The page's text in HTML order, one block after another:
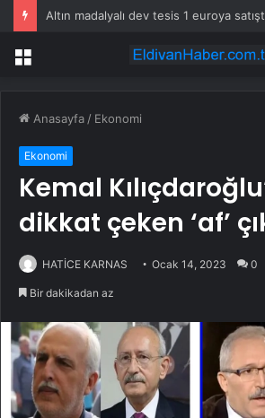
Menü
Anasayfa / Ekonomi
Ekonomi
Kemal
dikkat çeken ‘af’
HATİCE KARNAS Ocak 14, 2023 0
Bir dakikadan az